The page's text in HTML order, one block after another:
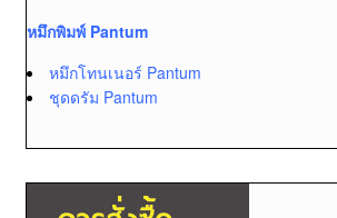
หมึกพิมพ์ Pantum
หมึกโทนเนอร์ Pantum
ชุดดรัม Pantum